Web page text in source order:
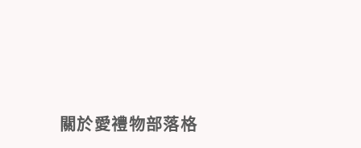
關於愛禮物部落格